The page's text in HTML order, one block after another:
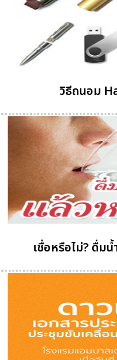
วิธีถนอม
เชื่อหรือไม่? ดื่ม